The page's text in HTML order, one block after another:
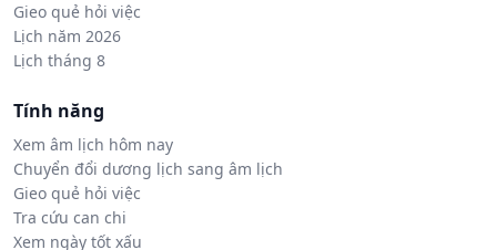
Gieo quẻ hỏi việc
Lịch năm 2026
Lịch tháng 8
Tính năng
Xem âm lịch hôm nay
Chuyển đổi dương lịch sang âm lịch
Gieo quẻ hỏi việc
Tra cứu can chi
Xem ngày tốt xấu